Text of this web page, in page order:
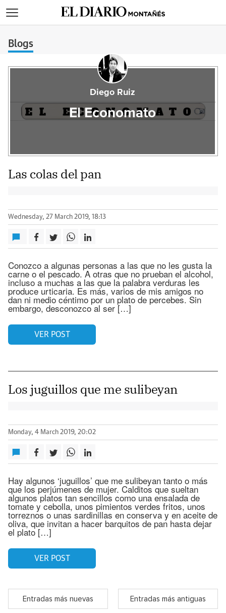
Blogs
Diego Ruiz
El Economato
Las colas del pan
Wednesday, 27 March 2019, 18:13
Conozco a algunas personas a las que no les gusta la
carne o el pescado. A otras que no prueban el alcohol,
incluso a muchas a las que la palabra verduras les
produce urticaria. Es más, varios de mis amigos no
dan ni medio céntimo por un plato de percebes. Sin
embargo, desconozco al ser […]
VER POST
Los juguillos que me sulibeyan
Monday, 4 March 2019, 20:02
Hay algunos ‘juguillos’ que me sulibeyan tanto o más
que los perjúmenes de mujer. Calditos que sueltan
algunos platos tan sencillos como una ensalada de
tomate y cebolla, unos pimientos verdes fritos, unos
torreznos o unas sardinillas en conserva y en aceite de
oliva, que invitan a hacer barquitos de pan hasta dejar
el plato […]
VER POST
Entradas más nuevas Entradas más antiguas